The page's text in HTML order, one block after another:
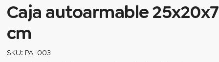
Caja autoarmable 25x20x7
cm
SKU: PA-003